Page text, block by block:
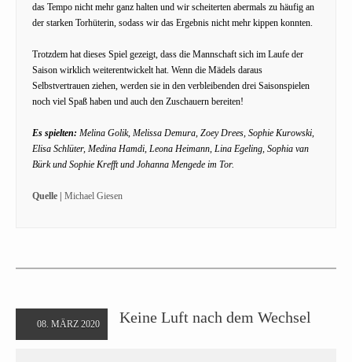
das Tempo nicht mehr ganz halten und wir scheiterten abermals zu häufig an
der starken Torhüterin, sodass wir das Ergebnis nicht mehr kippen konnten.
Trotzdem hat dieses Spiel gezeigt, dass die Mannschaft sich im Laufe der
Saison wirklich weiterentwickelt hat. Wenn die Mädels daraus
Selbstvertrauen ziehen, werden sie in den verbleibenden drei Saisonspielen
noch viel Spaß haben und auch den Zuschauern bereiten!
Es spielten: Melina Golik, Melissa Demura, Zoey Drees, Sophie Kurowski,
Elisa Schlüter, Medina Hamdi, Leona Heimann, Lina Egeling, Sophia van
Bürk und Sophie Krefft und Johanna Mengede im Tor.
Quelle | Michael Giesen
08. MÄRZ 2020 Keine Luft nach dem Wechsel